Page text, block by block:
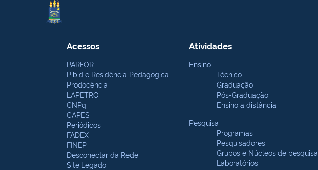
Acessos
PARFOR
Pibid e Residência Pedagógica
Prodocência
LAPETRO
CNPq
CAPES
Periódicos
FADEX
FINEP
Desconectar da Rede
Site Legado
Atividades
Ensino
Técnico
Graduação
Pós-Graduação
Ensino a distância
Pesquisa
Programas
Pesquisadores
Grupos e Núcleos de pesquisa
Laboratórios